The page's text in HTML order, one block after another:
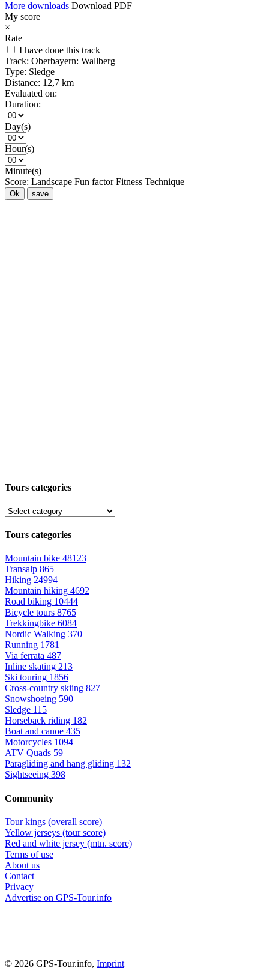
More downloads Download PDF
My score
×
Rate
I have done this track
Track: Oberbayern: Wallberg
Type: Sledge
Distance: 12,7 km
Evaluated on:
Duration:
Day(s)
Hour(s)
Minute(s)
Score: Landscape Fun factor Fitness Technique
Ok save
Tours categories
Tours categories
Mountain bike 48123
Transalp 865
Hiking 24994
Mountain hiking 4692
Road biking 10444
Bicycle tours 8765
Trekkingbike 6084
Nordic Walking 370
Running 1781
Via ferrata 487
Inline skating 213
Ski touring 1856
Cross-country skiing 827
Snowshoeing 590
Sledge 115
Horseback riding 182
Boat and canoe 435
Motorcycles 1094
ATV Quads 59
Paragliding and hang gliding 132
Sightseeing 398
Community
Tour kings (overall score)
Yellow jerseys (tour score)
Red and white jersey (mtn. score)
Terms of use
About us
Contact
Privacy
Advertise on GPS-Tour.info
© 2026 GPS-Tour.info, Imprint